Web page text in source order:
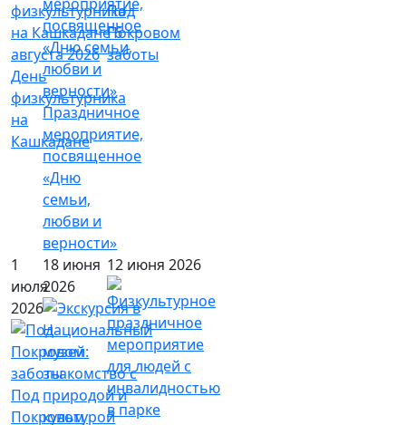
День
физкультурника
на
Кашкадане
Праздничное
мероприятие,
посвященное
«Дню
семьи,
любви и
верности»
Под
Покровом
заботы
1
июля
2026
Под
Покровом
18 июня
2026
12 июня 2026